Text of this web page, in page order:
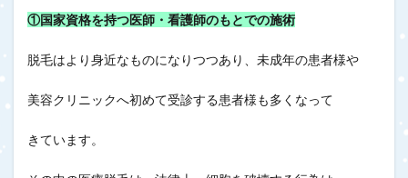
①国家資格を持つ医師・看護師のもとでの施術
脱毛はより身近なものになりつつあり、未成年の患者様や
美容クリニックへ初めて受診する患者様も多くなって
きています。